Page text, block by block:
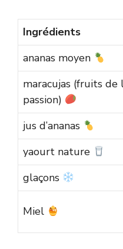
Ingrédients
ananas moyen
maracujas (fruits de
passion)
jus d’ananas
yaourt nature
glaçons
Miel